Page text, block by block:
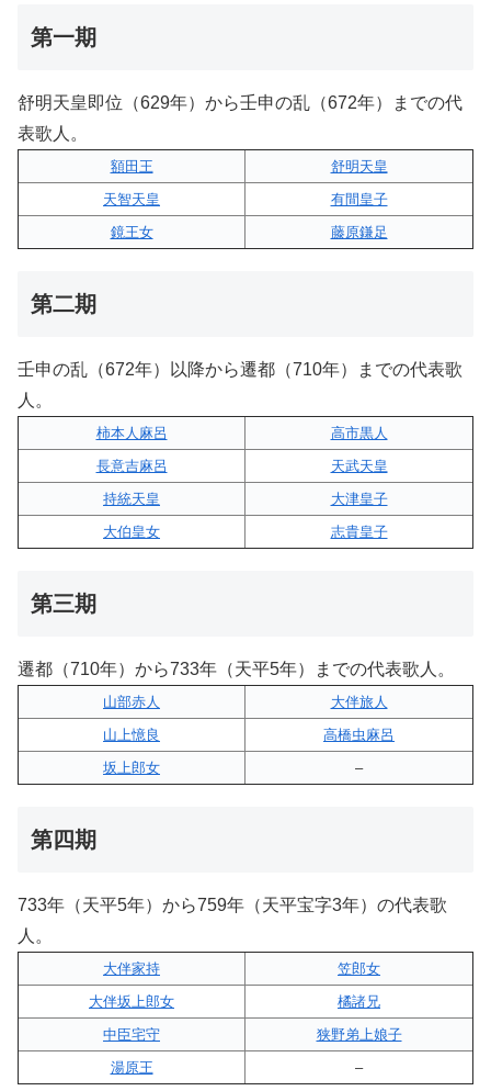
第一期
舒明天皇即位（629年）から壬申の乱（672年）までの代
表歌人。
額田王
舒明天皇
天智天皇
有間皇子
鏡王女
藤原鎌足
第二期
壬申の乱（672年）以降から遷都（710年）までの代表歌
人。
柿本人麻呂
高市黒人
長意吉麻呂
天武天皇
持統天皇
大津皇子
大伯皇女
志貴皇子
第三期
遷都（710年）から733年（天平5年）までの代表歌人。
山部赤人
大伴旅人
山上憶良
高橋虫麻呂
坂上郎女
–
第四期
733年（天平5年）から759年（天平宝字3年）の代表歌
人。
大伴家持
笠郎女
大伴坂上郎女
橘諸兄
中臣宅守
狭野弟上娘子
湯原王
–